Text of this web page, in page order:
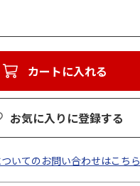
カートに入れる
お気に入りに登録する
いてのお問い合わせはこちら